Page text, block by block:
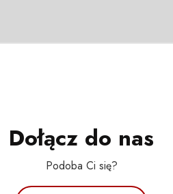
Dołącz do nas
Podoba Ci się?